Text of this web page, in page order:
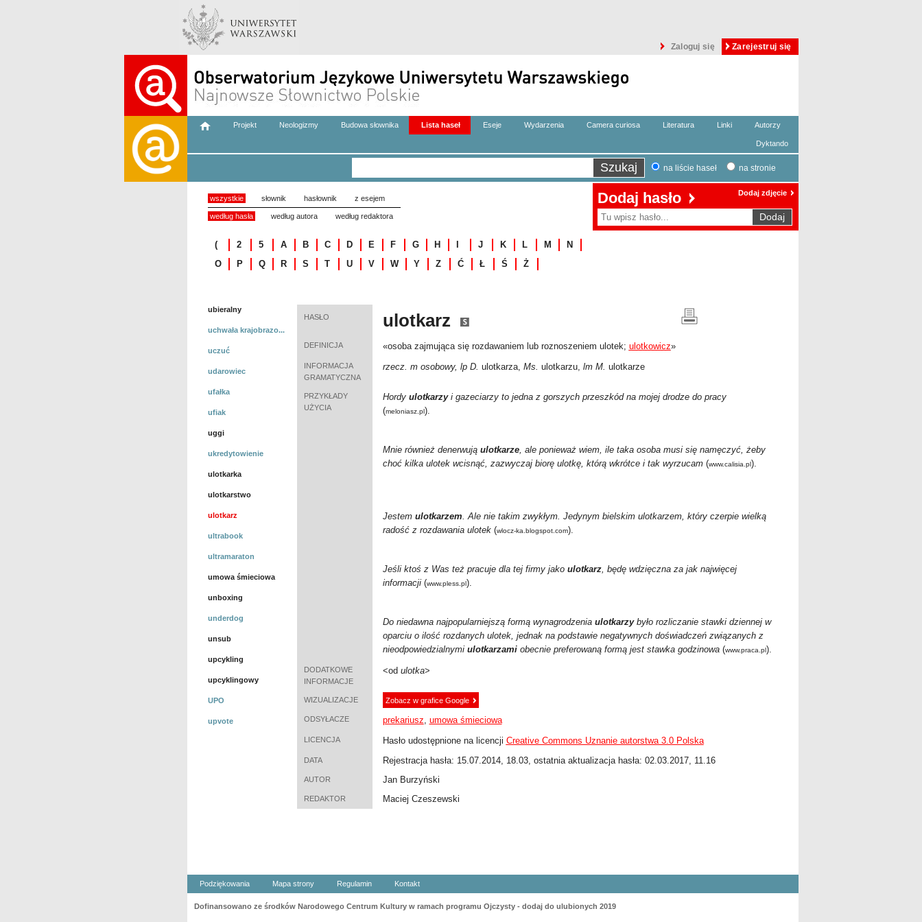
Zaloguj się Zarejestruj się
Projekt Neologizmy Budowa słownika Lista haseł Eseje Wydarzenia Camera curiosa Literatura Linki Autorzy
Dyktando
na liście haseł na stronie
wszystkie słownik hasłownik z esejem
według hasła według autora według redaktora
( 2 5 A B C D E F G H J K L M
N
O
P Q R S T U V W Y Z Ć Ł Ś Ż
Dodaj hasło Dodaj zdjęcie
ubieralny
uchwała krajobrazo...
uczuć
udarowiec
ufałka
ufiak
uggi
ukredytowienie
ulotkarka
ulotkarstwo
ulotkarz
ultrabook
ultramaraton
umowa śmieciowa
unboxing
underdog
unsub
upcykling
upcyklingowy
UPO
upvote
HASŁO ulotkarz
DEFINICJA «osoba zajmująca się rozdawaniem lub roznoszeniem ulotek; ulotkowicz»
INFORMACJA
GRAMATYCZNA
rzecz. m osobowy, lp D. ulotkarza, Ms. ulotkarzu, lm M. ulotkarze
PRZYKŁADY
UŻYCIA
Hordy ulotkarzyi gazeciarzy to jedna z gorszych przeszkód na mojej drodze do pracy
(meloniasz.pl).
Mnie również denerwują ulotkarze, ale ponieważ wiem, ile taka osoba musi się namęczyć, żeby
choć kilka ulotek wcisnąć, zazwyczaj biorę ulotkę, którą wkrótce i tak wyrzucam(www.calisia.pl).
Jestemulotkarzem. Ale nie takim zwykłym. Jedynym bielskim ulotkarzem, który czerpie wielką
radość z rozdawania ulotek(wlocz-ka.blogspot.com).
Jeśli ktoś z Was też pracuje dla tej firmyjakoulotkarz, będę wdzięczna za jak najwięcej
informacji(www.pless.pl).
Do niedawna najpopularniejszą formą wynagrodzenia ulotkarzybyło rozliczanie stawki dziennej w
oparciu o ilość rozdanych ulotek, jednak na podstawie negatywnych doświadczeń związanych z
nieodpowiedzialnymi ulotkarzamiobecnie preferowaną formą jest stawka godzinowa(www.praca.pl).
DODATKOWE
INFORMACJE
<od ulotka>
WIZUALIZACJE Zobacz w grafice Google
ODSYŁACZE prekariusz, umowa śmieciowa
LICENCJA Hasło udostępnione na licencji Creative Commons Uznanie autorstwa 3.0 Polska
DATA Rejestracja hasła: 15.07.2014, 18.03, ostatnia aktualizacja hasła: 02.03.2017, 11.16
AUTOR Jan Burzyński
REDAKTOR Maciej Czeszewski
Podziękowania Mapa strony Regulamin Kontakt
Dofinansowano ze środków Narodowego Centrum Kultury w ramach programu Ojczysty - dodaj do ulubionych 2019